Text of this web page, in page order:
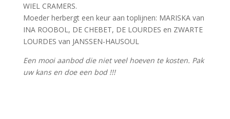
WIEL CRAMERS.
Moeder herbergt een keur aan toplijnen: MARISKA van
INA ROOBOL, DE CHEBET, DE LOURDES en ZWARTE
LOURDES van JANSSEN-HAUSOUL
Een mooi aanbod die niet veel hoeven te kosten. Pak
uw kans en doe een bod !!!